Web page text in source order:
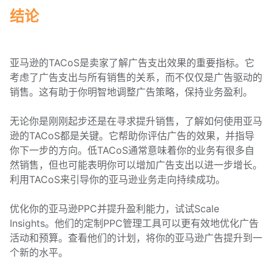
结论
亚马逊的TACoS是卖家了解广告支出效果的重要指标。它
考虑了广告支出与所有销售的关系，而不仅仅是广告驱动的
销售。这有助于你明智地调整广告策略，保持业务盈利。
无论你是刚刚起步还是在寻求提升销售，了解如何使用亚马
逊的TACoS都是关键。它帮助你评估广告的效果，并指导
你下一步的方向。低TACoS通常意味着你的业务有很多自
然销售，但也可能表明你可以增加广告支出以进一步增长。
利用TACoS来引导你的亚马逊业务走向持续成功。
优化你的亚马逊PPC并提升盈利能力，试试Scale
Insights。他们的定制PPC管理工具可以更有效地优化广告
活动和预算。查看他们的计划，将你的亚马逊广告提升到一
个新的水平。